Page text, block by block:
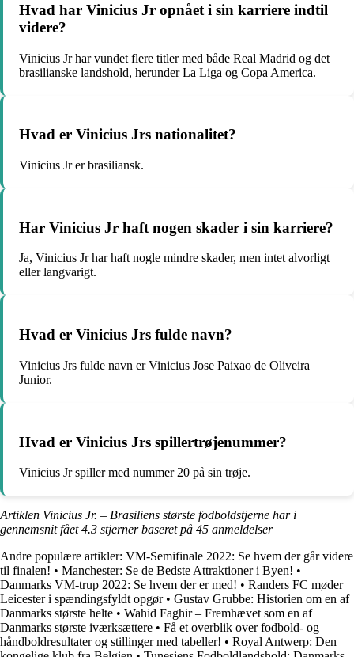
Hvad har Vinicius Jr opnået i sin karriere indtil
videre?
Vinicius Jr har vundet flere titler med både Real Madrid og det
brasilianske landshold, herunder La Liga og Copa America.
Hvad er Vinicius Jrs nationalitet?
Vinicius Jr er brasiliansk.
Har Vinicius Jr haft nogen skader i sin karriere?
Ja, Vinicius Jr har haft nogle mindre skader, men intet alvorligt
eller langvarigt.
Hvad er Vinicius Jrs fulde navn?
Vinicius Jrs fulde navn er Vinicius Jose Paixao de Oliveira
Junior.
Hvad er Vinicius Jrs spillertrøjenummer?
Vinicius Jr spiller med nummer 20 på sin trøje.
Artiklen Vinicius Jr. – Brasiliens største fodboldstjerne har i
gennemsnit fået4.3 stjerner baseret på 45 anmeldelser
Andre populære artikler: VM-Semifinale 2022: Se hvem der går videre
til finalen! • Manchester: Se de Bedste Attraktioner i Byen! •
Danmarks VM-trup 2022: Se hvem der er med! • Randers FC møder
Leicester i spændingsfyldt opgør• Gustav Grubbe: Historien om en af
Danmarks største helte • Wahid Faghir – Fremhævet som en af
Danmarks største iværksættere • Få et overblik over fodbold- og
håndboldresultater og stillinger med tabeller! • Royal Antwerp: Den